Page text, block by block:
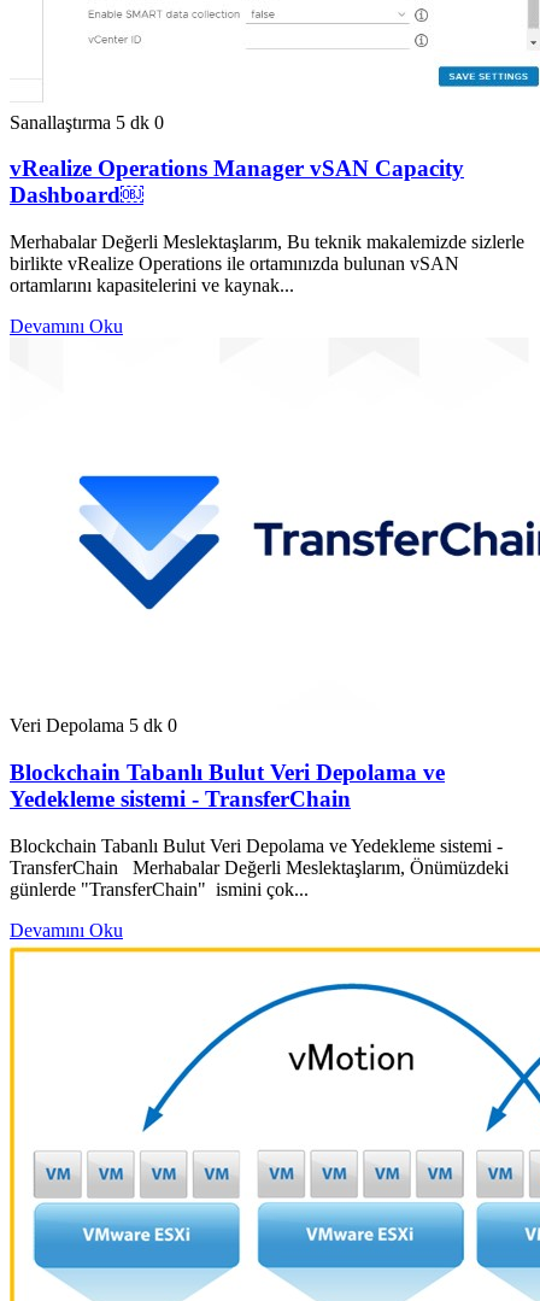
Sanallaştırma 5 dk 0
vRealize Operations Manager vSAN Capacity
Dashboard￼
Merhabalar Değerli Meslektaşlarım, Bu teknik makalemizde sizlerle
birlikte vRealize Operations ile ortamınızda bulunan vSAN
ortamlarını kapasitelerini ve kaynak...
Devamını Oku
Veri Depolama 5 dk 0
Blockchain Tabanlı Bulut Veri Depolama ve
Yedekleme sistemi - TransferChain
Blockchain Tabanlı Bulut Veri Depolama ve Yedekleme sistemi -
TransferChain Merhabalar Değerli Meslektaşlarım, Önümüzdeki
günlerde "TransferChain" ismini çok...
Devamını Oku